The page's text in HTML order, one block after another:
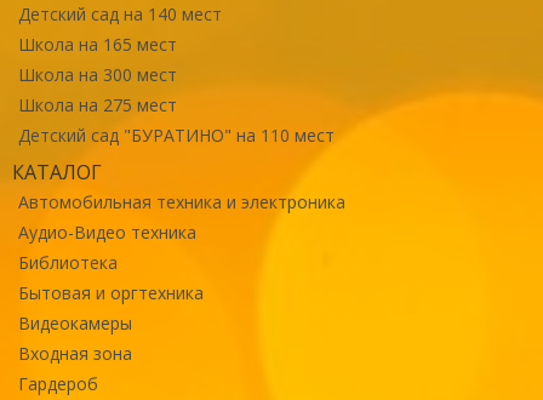
Детский сад на 140 мест
Школа на 165 мест
Школа на 300 мест
Школа на 275 мест
Детский сад "БУРАТИНО" на 110 мест
КАТАЛОГ
Автомобильная техника и электроника
Аудио-Видео техника
Библиотека
Бытовая и оргтехника
Видеокамеры
Входная зона
Гардероб